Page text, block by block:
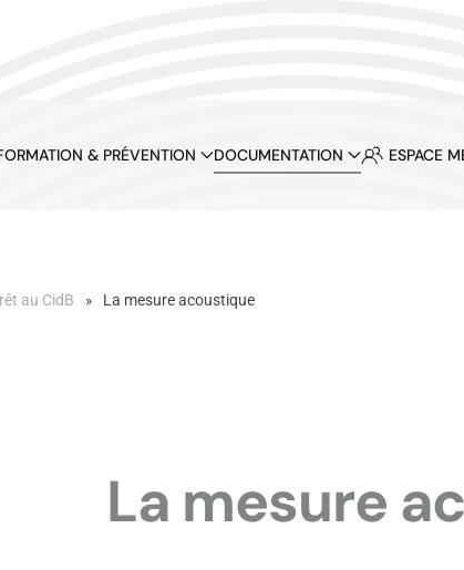
& PRÉVENTION DOCUMENTATION ESPACE
au CidB La mesure acoustique
La mesure